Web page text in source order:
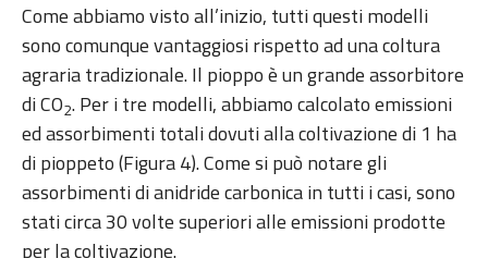
Come abbiamo visto all’inizio, tutti questi modelli
sono comunque vantaggiosi rispetto ad una coltura
agraria tradizionale. Il pioppo è un grande assorbitore
di CO2. Per i tre modelli, abbiamo calcolato emissioni
ed assorbimenti totali dovuti alla coltivazione di 1 ha
di pioppeto (Figura 4). Come si può notare gli
assorbimenti di anidride carbonica in tutti i casi, sono
stati circa 30 volte superiori alle emissioni prodotte
per la coltivazione.